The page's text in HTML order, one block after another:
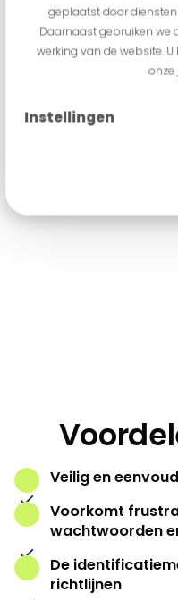
geplaatst door
Daarnaast gebruiken we
werking van de website.
onze
Instellingen
Vandaag
ontvangen.
Veilig en
Voorkomt
wachtwoorden
De
richtlijnen